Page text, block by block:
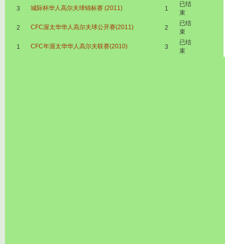
3 城际杯华人高尔夫球锦标赛 (2011) 1
已结
束
2 CFC渥太华华人高尔夫球公开赛(2011) 2
已结
束
1 CFC年渥太华华人高尔夫联赛(2010) 3
已结
束